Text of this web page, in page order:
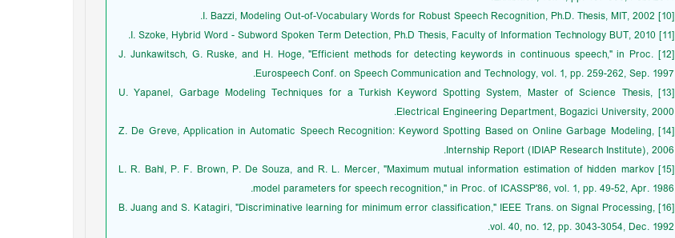
[10] I. Bazzi, Modeling Out-of-Vocabulary Words for Robust Speech Recognition, Ph.D. Thesis, MIT, 2002.
[11] I. Szoke, Hybrid Word - Subword Spoken Term Detection, Ph.D Thesis, Faculty of Information Technology BUT, 2010.
[12] J. Junkawitsch, G. Ruske, and H. Hoge, "Efficient methods for detecting keywords in continuous speech," in Proc.
Eurospeech Conf. on Speech Communication and Technology, vol. 1, pp. 259-262, Sep. 1997.
[13] U. Yapanel, Garbage Modeling Techniques for a Turkish Keyword Spotting System, Master of Science Thesis,
Electrical Engineering Department, Bogazici University, 2000.
[14] Z. De Greve, Application in Automatic Speech Recognition: Keyword Spotting Based on Online Garbage Modeling,
Internship Report (IDIAP Research Institute), 2006.
[15] L. R. Bahl, P. F. Brown, P. De Souza, and R. L. Mercer, "Maximum mutual information estimation of hidden markov
model parameters for speech recognition," in Proc. of ICASSP'86, vol. 1, pp. 49-52, Apr. 1986.
[16] B. Juang and S. Katagiri, "Discriminative learning for minimum error classification," IEEE Trans. on Signal Processing,
vol. 40, no. 12, pp. 3043-3054, Dec. 1992.